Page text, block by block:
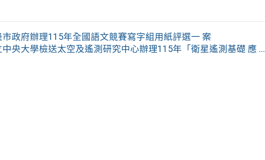
市政府辦理115年全國語文競賽寫字組用紙評選一 案
中央大學檢送太空及遙測研究中心辦理115年「衛星遙測基礎 應 ...